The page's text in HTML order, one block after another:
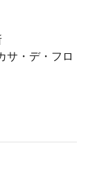
サ・デ・フロ